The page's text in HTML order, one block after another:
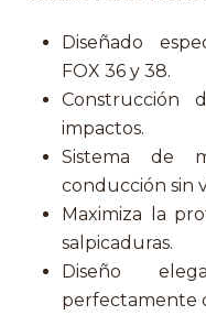
Diseñado
FOX 36 y 38.
Construcción
impactos.
Sistema de
conducción sin
Maximiza la
salpicaduras.
Diseño
perfectamente